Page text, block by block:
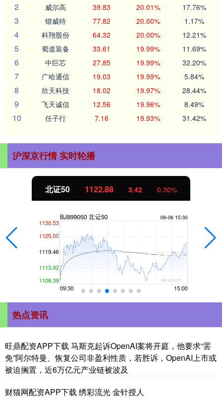
2 威尔高 39.83 20.01% 17.76%
3 锴威特 77.82 20.00% 1.17%
4 科翔股份 64.32 20.00% 12.21%
5 蜀道装备 33.61 19.99% 11.69%
6 中巨芯 27.85 19.99% 32.20%
7 广哈通信 19.03 19.99% 5.84%
8 欣天科技 18.02 19.97% 28.44%
9 飞天诚信 12.56 19.96% 8.49%
10 任子行 7.16 19.93% 31.42%
沪深京行情 实时轮播
北证50 1122.88 3.42 0.30%
热点资讯
旺鼎配资APP下载 马斯克起诉OpenAI案将开庭，他要求“罢
免”阿尔特曼、恢复公司非盈利性质，若胜诉，OpenAI上市或
被迫搁置，近6万亿元产业链被波及
财猫网配资APP下载 绣彩流光 金针授人